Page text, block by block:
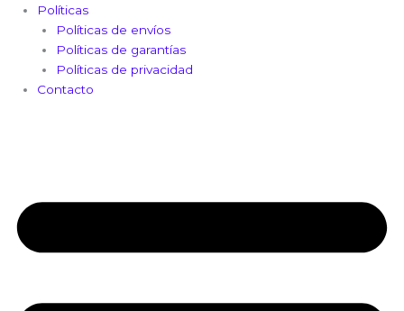
Políticas
Políticas de envíos
Políticas de garantías
Políticas de privacidad
Contacto